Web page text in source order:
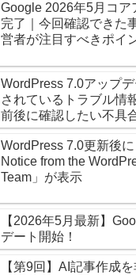
Google 2026年5月コア
完了｜今回確認できた
営者が注目すべきポイ
WordPress 7.0アップ
されているトラブル情
前後に確認したい不具
WordPress 7.0更新後
Notice from the
Team」が表示
【2026年5月最新】
デート開始！
【第9回】AI記事作成